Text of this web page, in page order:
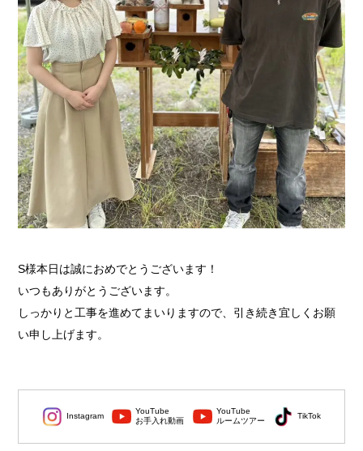
S様本日は誠におめでとうございます！
いつもありがとうございます。
しっかりと工事を進めてまいりますので、引き続き宜しくお願
い申し上げます。
Instagram
YouTube
お手入れ動画
YouTube
ルームツアー
TikTok